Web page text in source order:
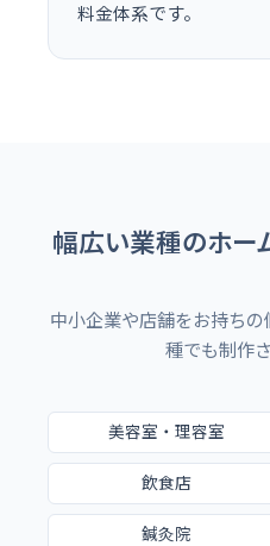
料金体系です。
幅広い業種のホー
中小企業や店舗をお持ち
種でも制作
美容室・理容室
飲食店
鍼灸院